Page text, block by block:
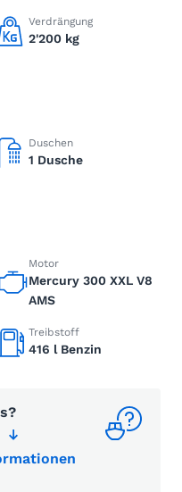
Verdrängung
2'200 kg
Duschen
1 Dusche
Motor
Mercury 300 XXL V8
AMS
Treibstoff
416 l Benzin